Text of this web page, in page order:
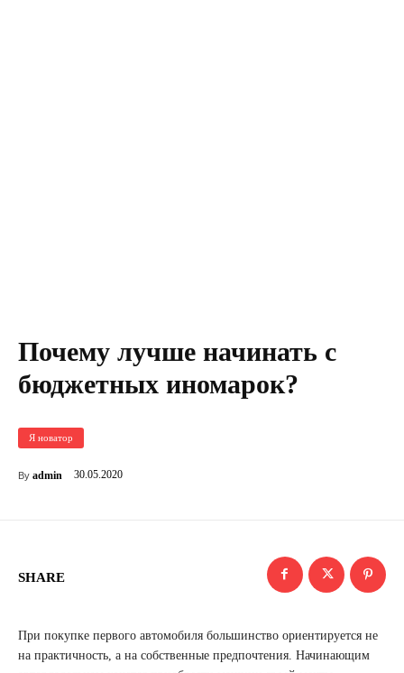
Почему лучше начинать с
бюджетных иномарок?
Я новатор
By admin 30.05.2020
SHARE
При покупке первого автомобиля большинство ориентируется не
на практичность, а на собственные предпочтения. Начинающим